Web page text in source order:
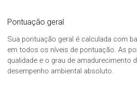
Pontuação geral
Sua pontuação geral é calculada com
em todos os níveis de pontuação. As
qualidade e o grau de amadurecimento
desempenho ambiental absoluto.